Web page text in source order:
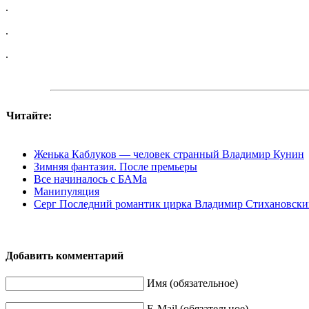
.
.
.
Читайте:
Женька Каблуков — человек странный Владимир Кунин
Зимняя фантазия. После премьеры
Все начиналось с БАМа
Манипуляция
Серг Последний романтик цирка Владимир
Добавить комментарий
Имя (обязательное)